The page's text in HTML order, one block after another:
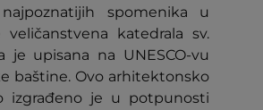
spomenika u
veličanstvena katedrala sv.
je upisana na UNESCO-vu
baštine. Ovo arhitektonsko
izgrađeno je u potpunosti